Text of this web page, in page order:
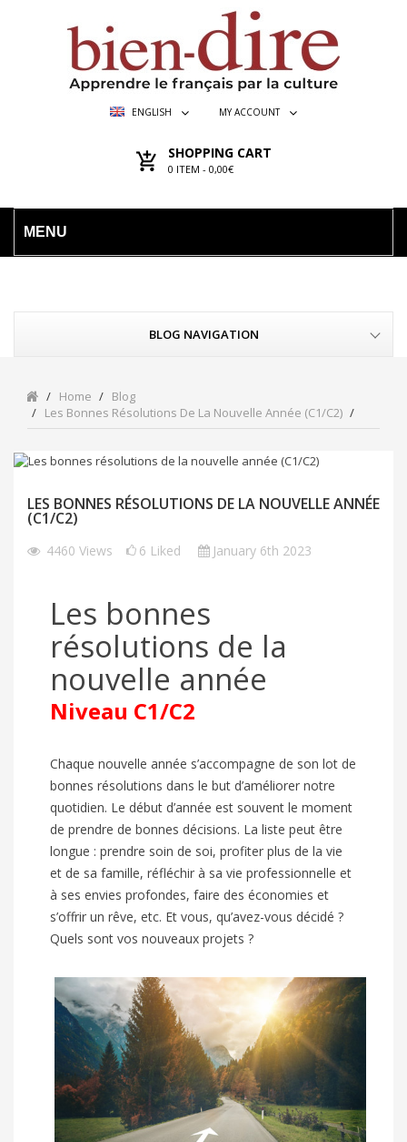
ENGLISH MY ACCOUNT
SHOPPING CART
0 ITEM - 0,00€
MENU
BLOG NAVIGATION
Home
Blog
Les Bonnes Résolutions De La Nouvelle Année (C1/C2)
LES BONNES RÉSOLUTIONS DE LA NOUVELLE ANNÉE
(C1/C2)
4460 Views 6 Liked January 6th 2023
Les bonnes
résolutions de la
nouvelle année
Niveau C1/C2
Chaque nouvelle année s’accompagne de son lot de
bonnes résolutions dans le but d’améliorer notre
quotidien. Le début d’année est souvent le moment
de prendre de bonnes décisions. La liste peut être
longue : prendre soin de soi, profiter plus de la vie
et de sa famille, réfléchir à sa vie professionnelle et
à ses envies profondes, faire des économies et
s’offrir un rêve, etc. Et vous, qu’avez-vous décidé ?
Quels sont vos nouveaux projets ?